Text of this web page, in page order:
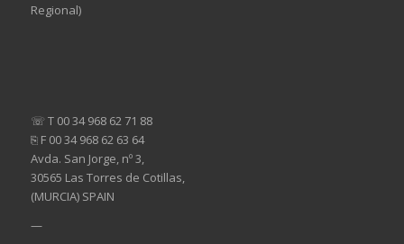
Regional)
☏ T 00 34 968 62 71 88
⎘ F 00 34 968 62 63 64
Avda. San Jorge, nº 3,
30565 Las Torres de Cotillas,
(MURCIA) SPAIN
—